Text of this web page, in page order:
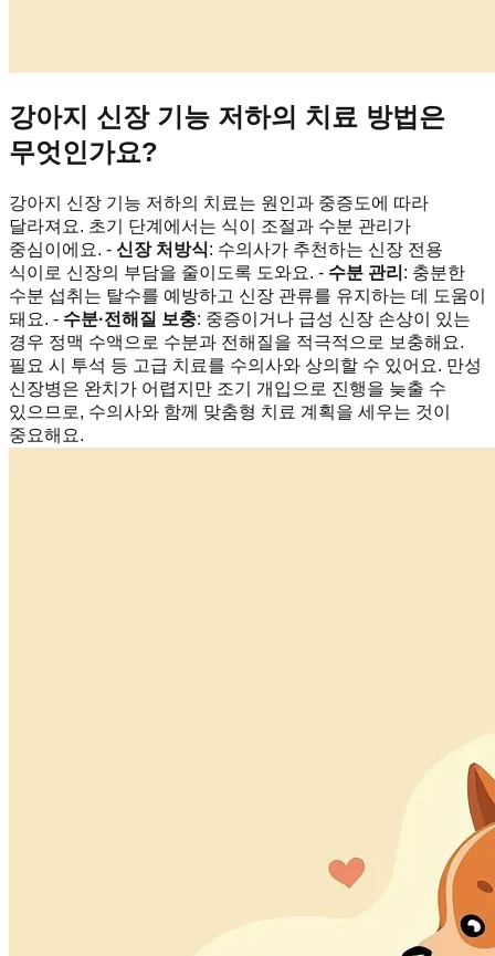
강아지 신장 기능 저하의 치료 방법은
무엇인가요?
강아지 신장 기능 저하의 치료는 원인과 중증도에 따라
달라져요. 초기 단계에서는 식이 조절과 수분 관리가
중심이에요. - 신장 처방식: 수의사가 추천하는 신장 전용
식이로 신장의 부담을 줄이도록 도와요. - 수분 관리 : 충분한
수분 섭취는 탈수를 예방하고 신장 관류를 유지하는 데 도움이
돼요. - 수분·전해질 보충: 중증이거나 급성 신장 손상이 있는
경우 정맥 수액으로 수분과 전해질을 적극적으로 보충해요.
필요 시 투석 등 고급 치료를 수의사와 상의할 수 있어요. 만성
신장병은 완치가 어렵지만 조기 개입으로 진행을 늦출 수
있으므로, 수의사와 함께 맞춤형 치료 계획을 세우는 것이
중요해요.